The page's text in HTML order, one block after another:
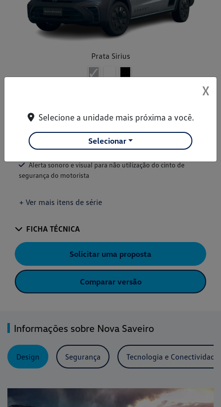
Prata Sirius
"ESS" - alerta de frenagem de emergência
2 airbags (passageiro e motorista)
2 portas
Alerta sonoro e visual para não utilização do cinto de
segurança do motorista
+ Ver mais itens de série
FICHA TÉCNICA
Solicitar uma proposta
Comparar versão
Informações sobre Nova Saveiro
Design Segurança Tecnologia e Conectividade
X
Selecione a unidade mais próxima a você.
Selecionar